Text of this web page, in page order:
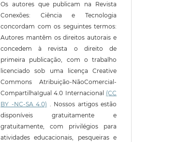
Os autores que publicam na Revista
Conexões: Ciência e Tecnologia
concordam com os seguintes termos:
Autores mantêm os direitos autorais e
concedem à revista o direito de
primeira publicação, com o trabalho
licenciado sob uma licença Creative
Commons Atribuição-NãoComercial-
CompartilhaIgual 4.0 Internacional (CC
BY -NC-SA 4.0) . Nossos artigos estão
disponíveis gratuitamente e
gratuitamente, com privilégios para
atividades educacionais, pesqueiras e